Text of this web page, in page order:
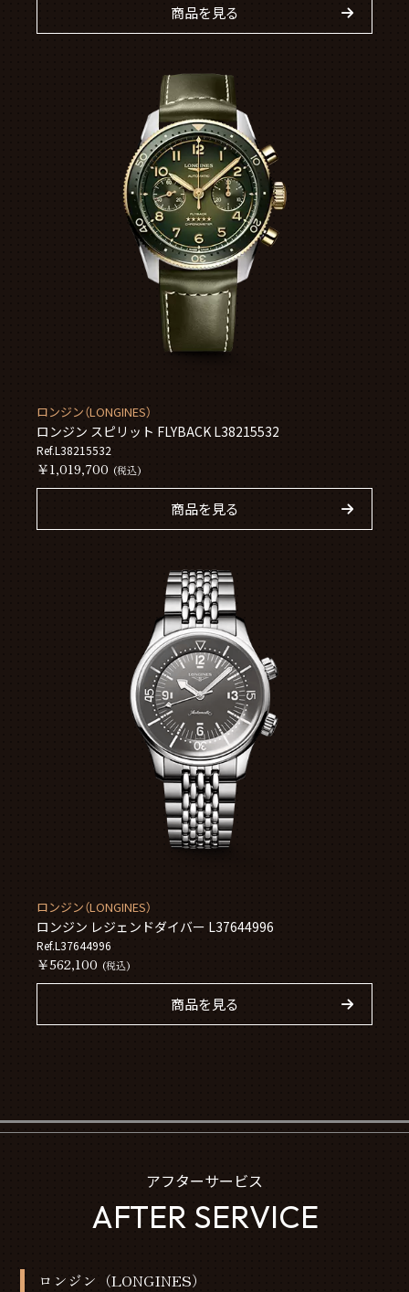
商品を見る
ロンジン（LONGINES）
ロンジン スピリット FLYBACK L38215532
Ref.L38215532
￥1,019,700 (税込)
商品を見る
ロンジン（LONGINES）
ロンジン レジェンドダイバー L37644996
Ref.L37644996
￥562,100 (税込)
商品を見る
アフターサービス
AFTER SERVICE
ロンジン（LONGINES）